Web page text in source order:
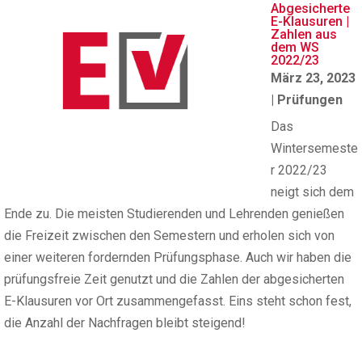
Abgesicherte
E-Klausuren |
Zahlen aus
dem WS
2022/23
März 23, 2023
| Prüfungen
Das
Wintersemeste
r 2022/23
neigt sich dem
Ende zu. Die meisten Studierenden und Lehrenden genießen
die Freizeit zwischen den Semestern und erholen sich von
einer weiteren fordernden Prüfungsphase. Auch wir haben die
prüfungsfreie Zeit genutzt und die Zahlen der abgesicherten
E-Klausuren vor Ort zusammengefasst. Eins steht schon fest,
die Anzahl der Nachfragen bleibt steigend!